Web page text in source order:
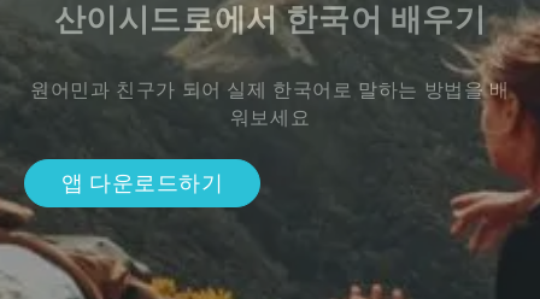
산이시드로에서 한국어 배우기
원어민과 친구가 되어 실제 한국어로 말하는 방법을 배
워보세요
앱 다운로드하기